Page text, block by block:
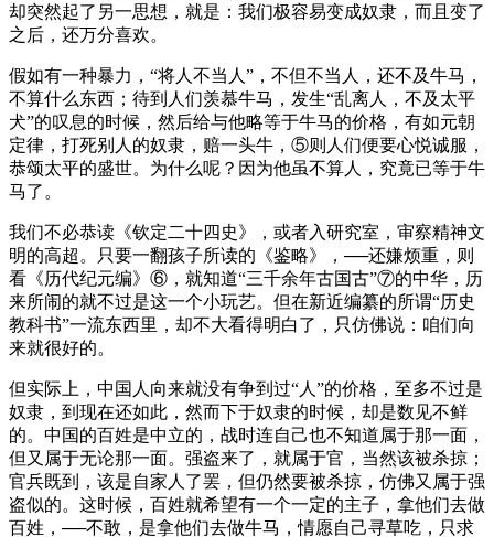
却突然起了另一思想，就是：我们极容易变成奴隶，而且变了
之后，还万分喜欢。
假如有一种暴力，“将人不当人”，不但不当人，还不及牛马，
不算什么东西；待到人们羡慕牛马，发生“乱离人，不及太平
犬”的叹息的时候，然后给与他略等于牛马的价格，有如元朝
定律，打死别人的奴隶，赔一头牛，⑤则人们便要心悦诚服，
恭颂太平的盛世。为什么呢？因为他虽不算人，究竟已等于牛
马了。
我们不必恭读《钦定二十四史》，或者入研究室，审察精神文
明的高超。只要一翻孩子所读的《鉴略》，──还嫌烦重，则
看《历代纪元编》⑥，就知道“三千余年古国古”⑦的中华，历
来所闹的就不过是这一个小玩艺。但在新近编纂的所谓“历史
教科书”一流东西里，却不大看得明白了，只仿佛说：咱们向
来就很好的。
但实际上，中国人向来就没有争到过“人”的价格，至多不过是
奴隶，到现在还如此，然而下于奴隶的时候，却是数见不鲜
的。中国的百姓是中立的，战时连自己也不知道属于那一面，
但又属于无论那一面。强盗来了，就属于官，当然该被杀掠；
官兵既到，该是自家人了罢，但仍然要被杀掠，仿佛又属于强
盗似的。这时候，百姓就希望有一个一定的主子，拿他们去做
百姓，──不敢，是拿他们去做牛马，情愿自己寻草吃，只求